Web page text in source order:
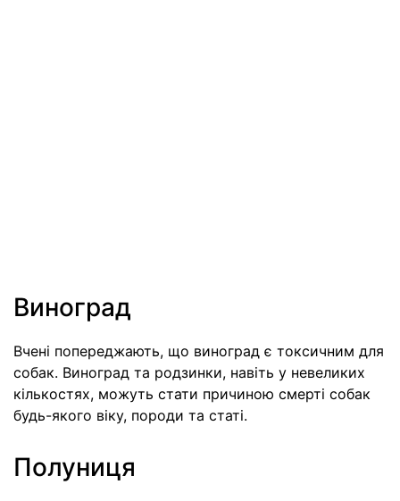
Виноград
Вчені попереджають, що виноград є токсичним для
собак. Виноград та родзинки, навіть у невеликих
кількостях, можуть стати причиною смерті собак
будь-якого віку, породи та статі.
Полуниця